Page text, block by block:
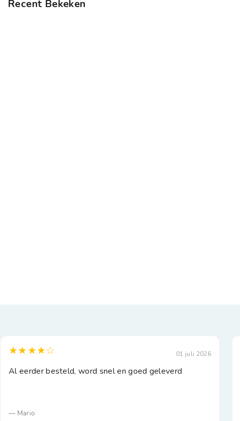
Recent Bekeken
★★★★☆ 01 juli 2026
Al eerder besteld, word snel en goed geleverd
— Mario